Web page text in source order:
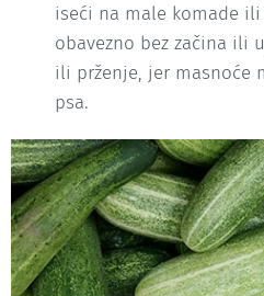
iseći na male komade
obavezno bez začina ili
ili prženje, jer masnoće
psa.